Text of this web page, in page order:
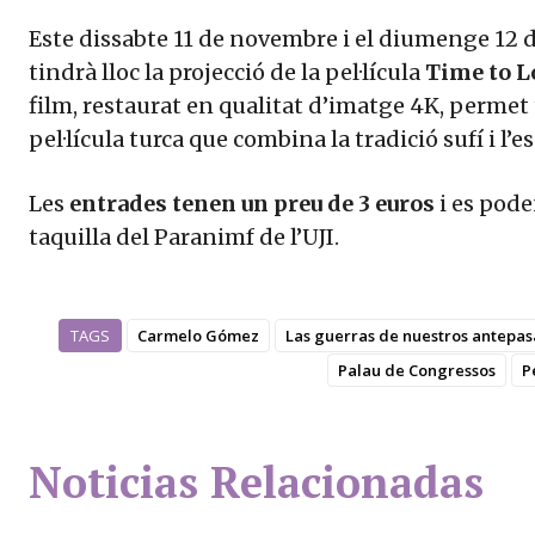
Este dissabte 11 de novembre i el diumenge 12
tindrà lloc la projecció de la pel·lícula Time to
film, restaurat en qualitat d’imatge 4K,
pel·lícula turca que combina la tradició sufí i
Les entrades tenen un preu de 3 euros i es
taquilla del Paranimf de l’UJI.
TAGS Carmelo Gómez
Las guerras de nuestros
Palau de Congressos
Noticias Relacionadas